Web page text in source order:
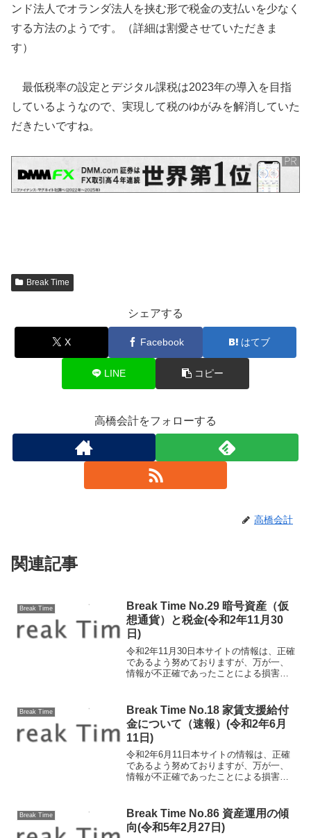
ンド法人でオランダ法人を挟む形で税金の支払いを少なく
する方法のようです。（詳細は割愛させていただきま
す）
最低税率の設定とデジタル課税は2023年の導入を目指
しているようなので、実現して税のゆがみを解消していた
だきたいですね。
Break Time
シェアする
X Facebook はてブ
LINE コピー
高橋会計をフォローする
高橋会計
関連記事
Break Time
Break Time No.29 暗号資産（仮
想通貨）と税金(令和2年11月30
日)
令和2年11月30日本サイトの情報は、正確
であるよう努めておりますが、万が一、
情報が不正確であったことによる損害に
ビットコインのバブルで注目を浴びた暗
号資産（仮想通...
Break Time
Break Time No.18 家賃支援給付
金について（速報）(令和2年6月
11日)
令和2年6月11日本サイトの情報は、正確
であるよう努めておりますが、万が一、
情報が不正確であったことによる損害に
態宣言が解除されたものの、コロナ禍は
企業経営に大きな影響...
Break Time
Break Time No.86 資産運用の傾
向(令和5年2月27日)